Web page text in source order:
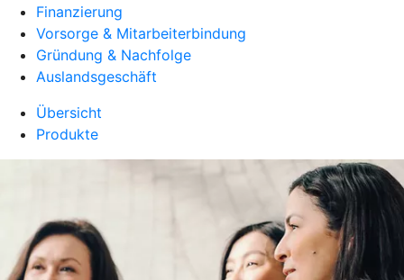
Finanzierung
Vorsorge & Mitarbeiterbindung
Gründung & Nachfolge
Auslandsgeschäft
Übersicht
Produkte